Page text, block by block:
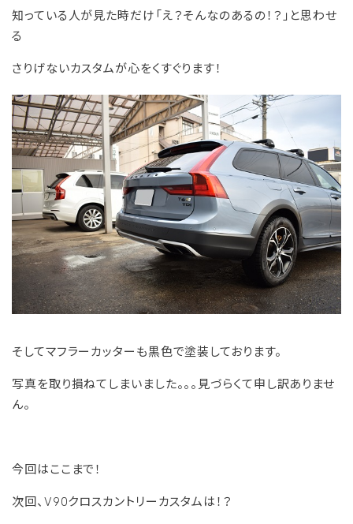
知っている人が見た時だけ「え？そんなのあるの！？」と思わせ
る
さりげないカスタムが心をくすぐります！
そしてマフラーカッターも黒色で塗装しております。
写真を取り損ねてしまいました。。。見づらくて申し訳ありませ
ん。
今回はここまで！
次回、V90クロスカントリーカスタムは！？